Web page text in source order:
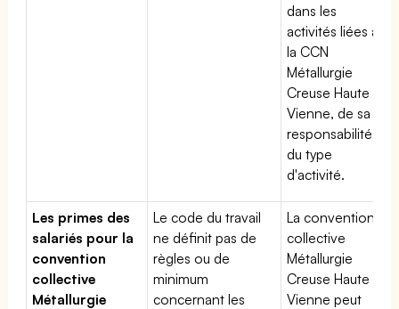
dans les
activités liées à
la CCN
Métallurgie
Creuse Haute
Vienne, de sa
responsabilité et
du type
d'activité.
Les primes des
salariés pour la
convention
collective
Métallurgie
Le code du travail
ne définit pas de
règles ou de
minimum
concernant les
La convention
collective
Métallurgie
Creuse Haute
Vienne peut